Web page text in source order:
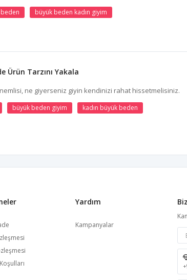
büyük beden kadın giyim
Ürün Tarzını Yakala
ne giyerseniz giyin kendinizi rahat hissetmelisiniz.
büyük beden giyim kadın büyük beden
Yardım
Kampanyalar